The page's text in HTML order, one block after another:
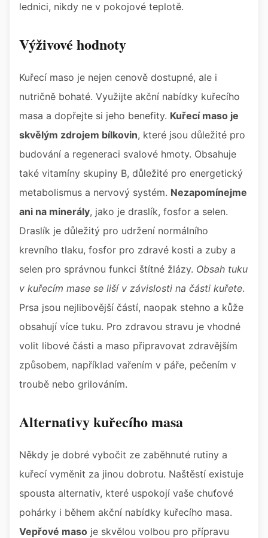
lednici, nikdy ne v pokojové teplotě.
Výživové hodnoty
Kuřecí maso je nejen cenově dostupné, ale i
nutričně bohaté. Využijte akční nabídky kuřecího
masa a dopřejte si jeho benefity. Kuřecí maso je
skvělým zdrojem bílkovin, které jsou důležité pro
budování a regeneraci svalové hmoty. Obsahuje
také vitamíny skupiny B, důležité pro energetický
metabolismus a nervový systém. Nezapomínejme
ani na minerály, jako je draslík, fosfor a selen.
Draslík je důležitý pro udržení normálního
krevního tlaku, fosfor pro zdravé kosti a zuby a
selen pro správnou funkci štítné žlázy. Obsah tuku
v kuřecím mase se liší v závislosti na části kuřete.
Prsa jsou nejlibovější částí, naopak stehno a kůže
obsahují více tuku. Pro zdravou stravu je vhodné
volit libové části a maso připravovat zdravějším
způsobem, například vařením v páře, pečením v
troubě nebo grilováním.
Alternativy kuřecího masa
Někdy je dobré vybočit ze zaběhnuté rutiny a
kuřecí vyměnit za jinou dobrotu. Naštěstí existuje
spousta alternativ, které uspokojí vaše chuťové
pohárky i během akční nabídky kuřecího masa.
Vepřové maso je skvělou volbou pro přípravu